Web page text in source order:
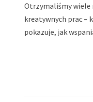
Otrzymaliśmy wiele
kreatywnych prac –
pokazuje, jak